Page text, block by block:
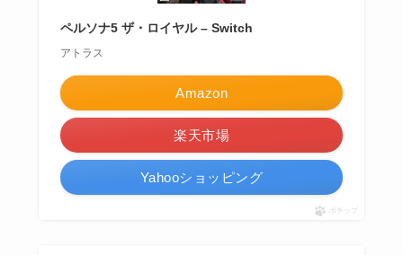
ペルソナ5 ザ・ロイヤル – Switch
アトラス
Amazon
楽天市場
Yahooショッピング
ポチップ